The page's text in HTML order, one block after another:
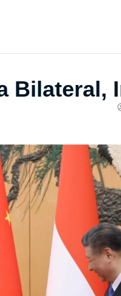
Bilateral,